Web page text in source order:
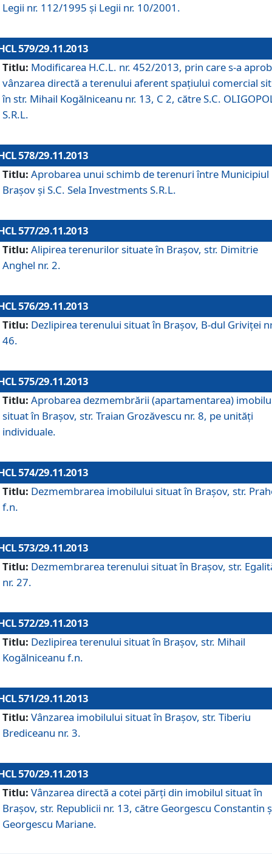
Legii nr. 112/1995 şi Legii nr. 10/2001.
579/29.11.2013
Titlu: Modificarea H.C.L. nr. 452/2013, prin care s-a
vânzarea directă a terenului aferent spaţiului comercial
în str. Mihail Kogălniceanu nr. 13, C 2, către S.C.
S.R.L.
578/29.11.2013
Titlu: Aprobarea unui schimb de terenuri între Municipiul
Braşov şi S.C. Sela Investments S.R.L.
577/29.11.2013
Titlu: Alipirea terenurilor situate în Braşov, str. Dimitrie
Anghel nr. 2.
576/29.11.2013
Titlu: Dezlipirea terenului situat în Braşov, B-dul Griviţei
46.
575/29.11.2013
Titlu: Aprobarea dezmembrării (apartamentarea)
situat în Braşov, str. Traian Grozăvescu nr. 8, pe unităţi
individuale.
574/29.11.2013
Titlu: Dezmembrarea imobilului situat în Braşov, str.
f.n.
573/29.11.2013
Titlu: Dezmembrarea terenului situat în Braşov, str.
nr. 27.
572/29.11.2013
Titlu: Dezlipirea terenului situat în Braşov, str. Mihail
Kogălniceanu f.n.
571/29.11.2013
Titlu: Vânzarea imobilului situat în Braşov, str. Tiberiu
Brediceanu nr. 3.
570/29.11.2013
Titlu: Vânzarea directă a cotei părţi din imobilul situat în
Braşov, str. Republicii nr. 13, către Georgescu Constantin
Georgescu Mariane.